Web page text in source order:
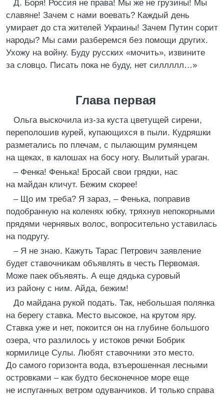
Д. Боря! Россия не права! Мы же не грузины! Мы
славяне! Зачем с нами воевать? Каждый день
умирает до ста жителей Украины! Зачем Путин сорит
народы? Мы сами разберемся без помощи других.
Ухожу на войну. Буду русских «мочить», извините
за словцо. Писать пока не буду, нет силлллл…»
Глава первая
Ольга выскочила из-за куста цветущей сирени,
переполошив курей, купающихся в пыли. Кудряшки
разметались по плечам, с пылающим румянцем
на щеках, в калошах на босу ногу. Вылитый ураган.
– Фенка! Фенька! Бросай свои грядки, нас
на майдан кличут. Бежим скорее!
– Що им треба? Я зараз, – Фенька, поправив
подобранную на коленях юбку, тряхнув непокорными
прядями чернявых волос, вопросительно уставилась
на подругу.
– Я не знаю. Кажуть Тарас Петрович заявление
будет ставочникам объявлять в честь Первомая.
Може паек объявять. А еще дядька суровый
из району с ним. Айда, бежим!
До майдана рукой подать. Так, небольшая полянка
на берегу ставка. Место высокое, на крутом яру.
Ставка уже и нет, покоится он на глубине большого
озера, что разлилось у истоков речки Бобрик
кормилице Сулы. Любят ставочники это место.
До самого горизонта вода, взъерошенная лесными
островками – как будто бесконечное море еще
не испуганных ветром одуванчиков. И только справа